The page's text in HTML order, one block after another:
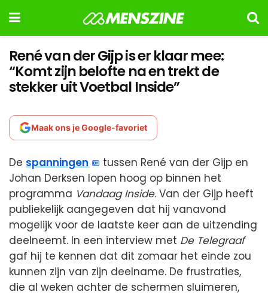
René van der Gijp is er klaar mee:
“Komt zijn belofte na en trekt de
stekker uit Voetbal Inside”
Maak ons je Google-favoriet
De spanningen
tussen René van der Gijp en
Johan Derksen lopen hoog op binnen het
programma Vandaag Inside. Van der Gijp heeft
publiekelijk aangegeven dat hij vanavond
mogelijk voor de laatste keer aan de uitzending
deelneemt. In een interview met De Telegraaf
gaf hij te kennen dat dit zomaar het einde zou
kunnen zijn van zijn deelname. De frustraties,
die al weken achter de schermen sluimeren,